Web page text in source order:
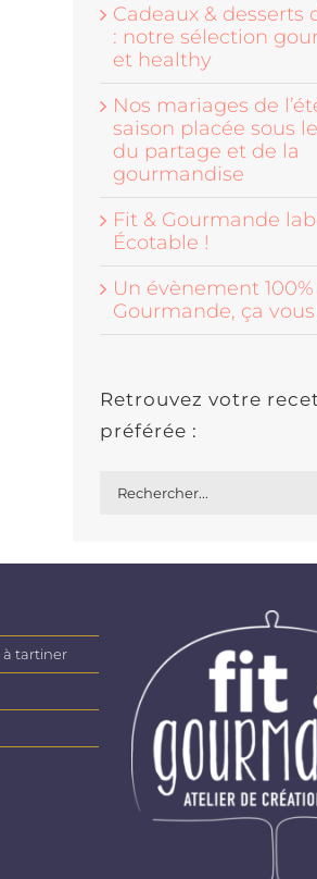
Cadeaux & desserts
: notre sélection
et healthy
Nos mariages de
saison placée sous
du partage et de la
gourmandise
Fit & Gourmande
Écotable !
Un évènement
Gourmande, ça
Retrouvez votre
préférée :
à tartiner